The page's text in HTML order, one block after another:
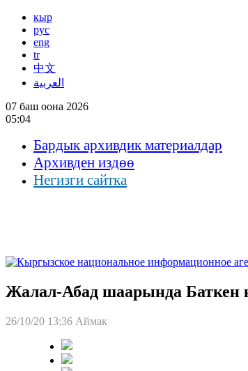
кыр
рус
eng
tr
中文
العربية
07 баш оона 2026
05:04
Бардык архивдик материалдар
Архивден издөө
Негизги сайтка
Жалал-Абад шаарында
26/10/20 13:36 Аймак